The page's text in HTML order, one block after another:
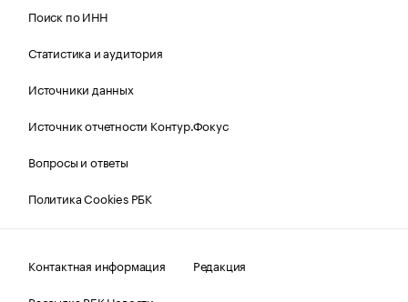
Поиск по ИНН
Статистика и аудитория
Источники данных
Источник отчетности Контур.Фокус
Вопросы и ответы
Политика Cookies РБК
Контактная информация
Редакция